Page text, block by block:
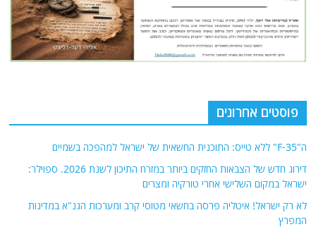
פוסטים אחרונים
ה"F-35" ללא טייס: התוכנית החשאית של ישראל למהפכה בשמיים
דירוג חדש של הצבאות החזקים ביותר במזרח התיכון לשנת 2026. ספוילר:
ישראל במקום השלישי אחרי טורקיה ומצרים
לא רק ישראל! איטליה פרסה בחשאי מטוסי קרב ומערכות הגנ"א במדינות
המפרץ